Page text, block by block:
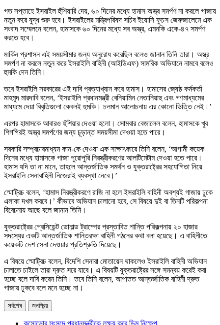
গত সপ্তাহে ইসরাইল হুঁশিয়ারি দেয়, ৬০ দিনের মধ্যে হামাস অস্ত্র সমর্পণ না করলে গাজায়
নতুন করে যুদ্ধ শুরু হবে। ইসরাইলের মন্ত্রিপরিষদ সচিব ইয়োসি ফুচস জেরুজালেমে এক
সংবাদ সম্মেলনে বলেন, হামাসকে ৬০ দিনের মধ্যে সব অস্ত্র, এমনকি একে-৪৭ সমর্পণ
করতে হবে।
মার্কিন প্রশাসন এই সময়সীমার জন্য অনুরোধ করেছিল বলেও জানান তিনি তারা। অস্ত্র
সমর্পণ না করলে নতুন করে ইসরাইলি বাহিনী (আইডিএফ) সামরিক অভিযানে নামবে বলেও
হুমকি দেন তিনি।
তবে ইসরাইলি সরকারের এই দাবি প্রত্যাখ্যান করে হামাস। হামাসের জ্যেষ্ঠ কর্মকর্তা
মাহমুদ মারদাবি বলেন, ‘ইসরাইলি প্রধানমন্ত্রী বেনিয়ামিন নেতানিয়াহু এবং গণমাধ্যমের
মাধ্যমে দেয়া বিবৃতিগুলো কেবলই হুমকি। চলমান আলোচনায় এর কোনো ভিত্তি নেই।’
এরপর হামাসকে আবারও হুঁশিয়ার দেওয়া হলো। সোমবার বেজালেল বলেন, হামাসকে খুব
শিগগিরই অস্ত্র সমর্পণের জন্য চূড়ান্ত সময়সীমা দেওয়া হতে পারে।
সরকারি সম্প্রচারমাধ্যম কান-কে দেওয়া এক সাক্ষাৎকারে তিনি বলেন, ‘আগামী কয়েক
দিনের মধ্যে হামাসকে গাজা পুরোপুরি নিরস্ত্রীকরণের আলটিমেটাম দেওয়া হতে পারে।
হামাস যদি তা না মানে, তাহলে আন্তর্জাতিক সমর্থন ও যুক্তরাষ্ট্রের সহযোগিতা নিয়ে
ইসরাইলি সেনাবাহিনী নিজেরাই ব্যবস্থা নেবে।’
স্মোট্রিচ বলেন, ‘হামাস নিরস্ত্রীকরণে রাজি না হলে ইসরাইলি বাহিনী অবশ্যই গাজায় ঢুকে
এলাকা দখল করবে।’ কীভাবে অভিযান চালানো হবে, সে বিষয়ে দুই বা তিনটি পরিকল্পনা
বিবেচনায় আছে বলে জানান তিনি।
যুক্তরাষ্ট্রের প্রেসিডেন্ট ডোনাল্ড ট্রাম্পের প্রস্তাবিত শান্তি পরিকল্পনায় ২০ হাজার
সদস্যের একটি আন্তর্জাতিক শান্তিরক্ষা বাহিনী গঠনের কথা বলা হয়েছে। এ বাহিনীতে
কয়েকটি দেশ সেনা দেওয়ার প্রতিশ্রুতি দিয়েছে।
এ বিষয়ে স্মোট্রিচ বলেন, বিদেশি সেনারা মোতায়েন থাকলেও ইসরাইলি বাহিনী অভিযান
চালাতে চাইলে তারা দ্রুত সরে যাবে। এ বিষয়টি যুক্তরাষ্ট্রের সঙ্গে সমন্বয় করেই করা
হচ্ছে বলে দাবি করেন তিনি। তবে তিনি বলেন, আপাতত আন্তর্জাতিক বাহিনী দ্রুত
গাজায় ঢুকবে বলে মনে হচ্ছে না।
সর্বশেষ জনপ্রিয়
কসোভোর সংসদে প্রধানমন্ত্রীকে লক্ষ্য করে ডিম নিক্ষেপ